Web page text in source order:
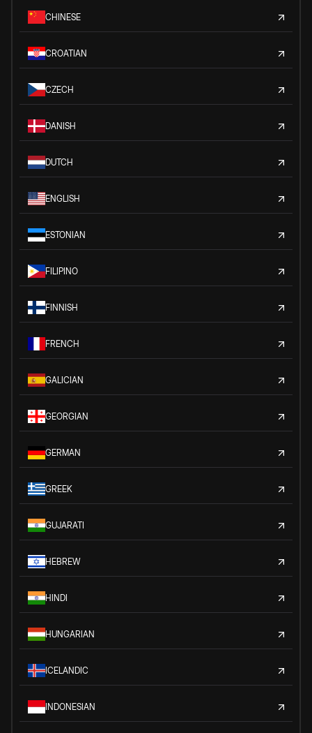
CHINESE
CROATIAN
CZECH
DANISH
DUTCH
ENGLISH
ESTONIAN
FILIPINO
FINNISH
FRENCH
GALICIAN
GEORGIAN
GERMAN
GREEK
GUJARATI
HEBREW
HINDI
HUNGARIAN
ICELANDIC
INDONESIAN